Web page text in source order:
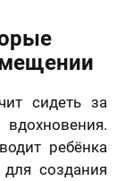
сидеть за
ребёнка
создания